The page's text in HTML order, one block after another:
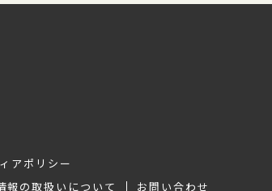
アポリシー
報の取扱いについて お問い合わせ